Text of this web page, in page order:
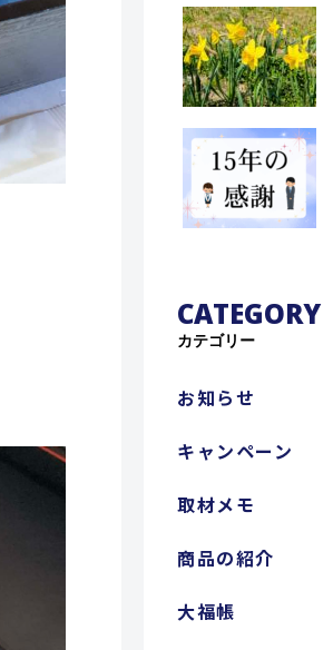
CATEGORY
カテゴリー
お知らせ
キャンペーン
取材メモ
商品の紹介
大福帳